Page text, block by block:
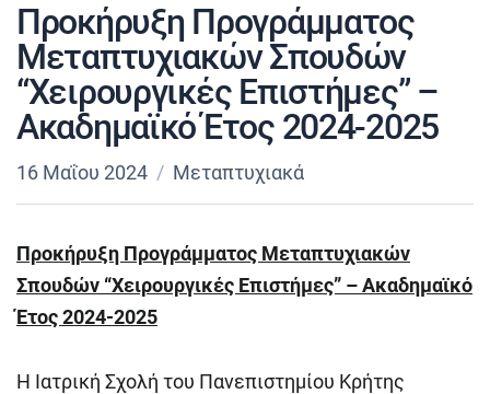
Προκήρυξη Προγράμματος
Μεταπτυχιακών Σπουδών
“Χειρουργικές Επιστήμες” –
Ακαδημαϊκό Έτος 2024-2025
16 Μαΐου 2024 Μεταπτυχιακά
Προκήρυξη Προγράμματος Μεταπτυχιακών
Σπουδών “Χειρουργικές Επιστήμες” – Ακαδημαϊκό
Έτος 2024-2025
Η Ιατρική Σχολή του Πανεπιστημίου Κρήτης